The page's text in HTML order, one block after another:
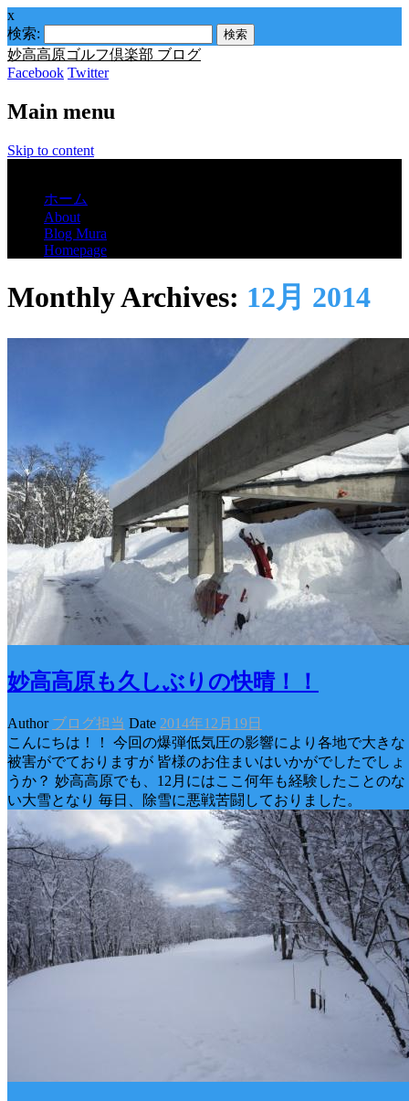
x
検索:
妙高高原ゴルフ倶楽部 ブログ
Facebook Twitter
Main menu
Skip to content
ホーム
About
Blog Mura
Homepage
Monthly Archives: 12月 2014
妙高高原も久しぶりの快晴！！
Author ブログ担当 Date 2014年12月19日
こんにちは！！ 今回の爆弾低気圧の影響により各地で大きな
被害がでておりますが 皆様のお住まいはいかがでしたでしょ
うか？ 妙高高原でも、12月にはここ何年も経験したことのな
い大雪となり 毎日、除雪に悪戦苦闘しておりました。